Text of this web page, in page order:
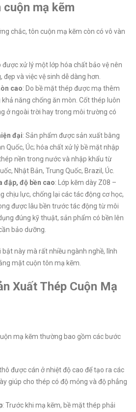
mạ kẽm
chắc, tôn cuộn mạ kẽm còn có vô vàn
được xử lý một lớp hóa chất bảo vệ nên
và việc vệ sinh dễ dàng hơn.
cao: Do bề mặt thép được mạ thêm
năng chống ăn mòn. Cốt thép luôn
ở ngoài trời hay trong môi trường có
đại: Sản phẩm được sản xuất bằng
Quốc, Úc; hóa chất xử lý bề mặt nhập
nền trong nước và nhập khẩu từ
Nhật Bản, Trung Quốc, Brazil, Úc.
đập, độ bền cao: Lớp kẽm dày Z08 –
chịu lực, chống lại các tác động cơ học,
được lâu bền trước tác động từ môi
đúng kỹ thuật, sản phẩm có bền lên
bảo dưỡng.
này mà rất nhiều ngành nghề, lĩnh
mặt cuộn tôn mạ kẽm.
Xuất Thép Cuộn Mạ
mạ kẽm thường bao gồm các bước
được cán ở nhiệt độ cao để tạo ra các
giúp cho thép có độ mỏng và độ phẳng
: Trước khi mạ kẽm, bề mặt thép phải